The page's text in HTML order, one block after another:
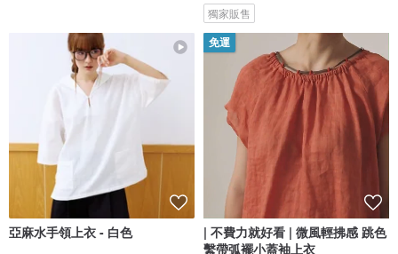
獨家販售
亞麻水手領上衣 - 白色
免運
| 不費力就好看 | 微風輕拂感 跳色
繫帶弧襬小蓋袖上衣